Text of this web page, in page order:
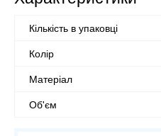
Кількість в упаковці
Колір
Матеріал
Об'єм